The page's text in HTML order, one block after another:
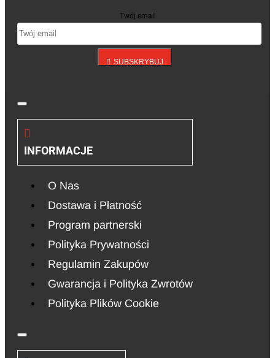
Twój email
SUBSKRYBUJ
INFORMACJE
O Nas
Dostawa i Płatność
Program partnerski
Polityka Prywatności
Regulamin Zakupów
Gwarancja i Polityka Zwrotów
Polityka Plików Cookie